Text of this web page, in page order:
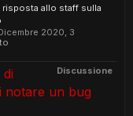
risposta allo staff sulla
2020, 3
Discussione
notare un bug